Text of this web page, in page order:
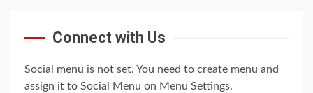
Connect with Us
Social menu is not set. You need to create menu and
assign it to Social Menu on Menu Settings.